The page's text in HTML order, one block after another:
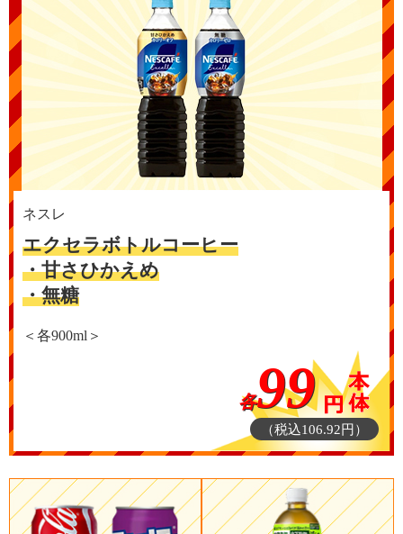
ネスレ
エクセラボトルコーヒー
・甘さひかえめ
・無糖
＜各900ml＞
各99
（税込106.92円）